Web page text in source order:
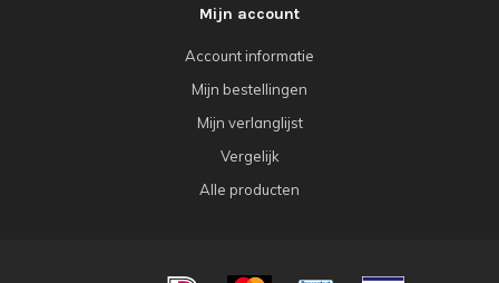
Mijn account
Account informatie
Mijn bestellingen
Mijn verlanglijst
Vergelijk
Alle producten